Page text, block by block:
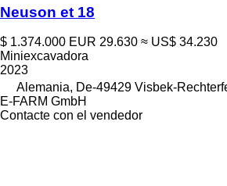
Neuson et 18
$ 1.374.000 EUR 29.630 ≈ US$ 34.230
Miniexcavadora
2023
Alemania, De-49429 Visbek-
E-FARM GmbH
Contacte con el vendedor